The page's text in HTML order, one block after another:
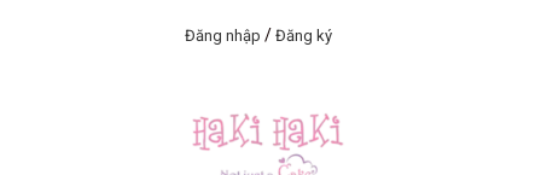
Đăng nhập / Đăng ký